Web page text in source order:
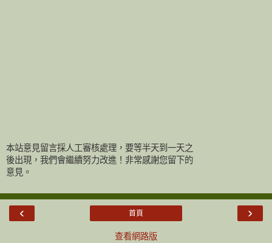
本站意見留言採人工審核處理，要等半天到一天之
後出現，我們會繼續努力改進！非常感謝您留下的
意見。
‹ ›
首頁
查看網路版